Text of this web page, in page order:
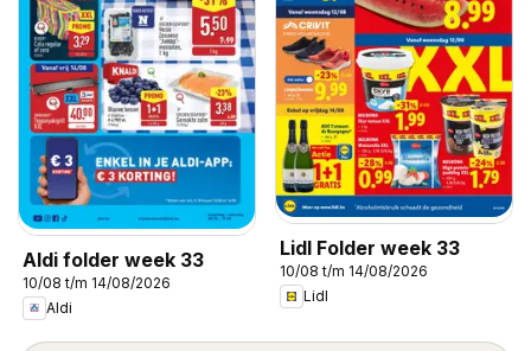
Aldi folder week 33
10/08 t/m 14/08/2026
Aldi
Lidl Folder week 33
10/08 t/m 14/08/2026
Lidl